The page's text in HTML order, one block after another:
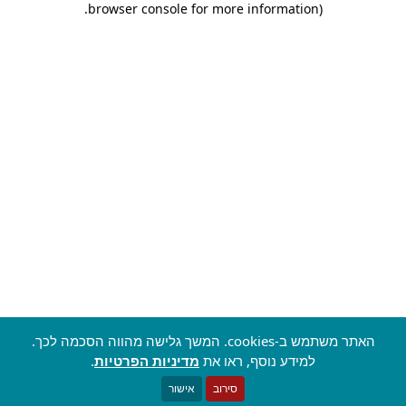
browser console for more information)
.
האתר משתמש ב-cookies. המשך גלישה מהווה הסכמה לכך.
למידע נוסף, ראו את מדיניות הפרטיות.
סירוב אישור